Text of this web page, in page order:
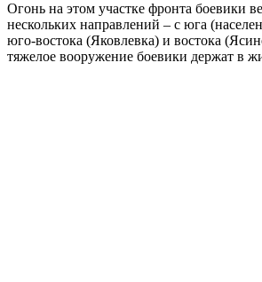
Огонь на этом участке фронта боевики
нескольких направлений – с юга
юго-востока (Яковлевка) и востока
тяжелое вооружение боевики держат в